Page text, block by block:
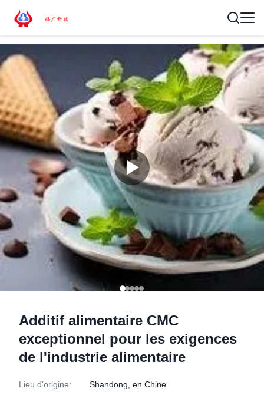
Additif alimentaire CMC
exceptionnel pour les exigences
de l'industrie alimentaire
Lieu d'origine: Shandong, en Chine